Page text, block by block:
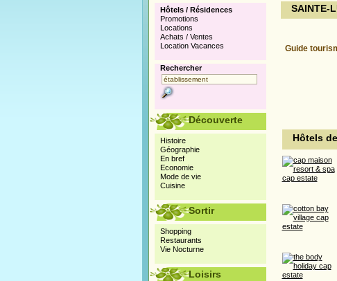
SAINTE-
Guide
Hôtels
Hôtels / Résidences
Promotions
Locations
Achats / Ventes
Location Vacances
Rechercher
Découverte
Histoire
Géographie
En bref
Economie
Mode de vie
Cuisine
Sortir
Shopping
Restaurants
Vie Nocturne
Loisirs